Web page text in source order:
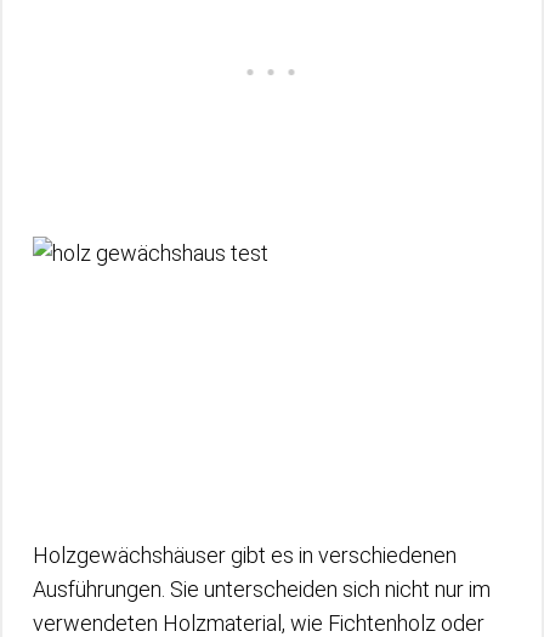
Holzgewächshäuser gibt es in verschiedenen
Ausführungen. Sie unterscheiden sich nicht nur im
verwendeten Holzmaterial, wie Fichtenholz oder